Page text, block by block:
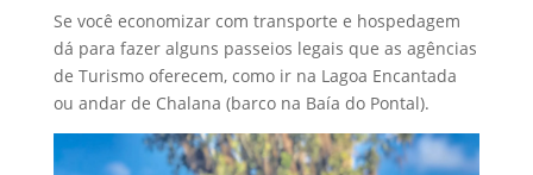
Se você economizar com transporte e hospedagem
dá para fazer alguns passeios legais que as agências
de Turismo oferecem, como ir na Lagoa Encantada
ou andar de Chalana (barco na Baía do Pontal).